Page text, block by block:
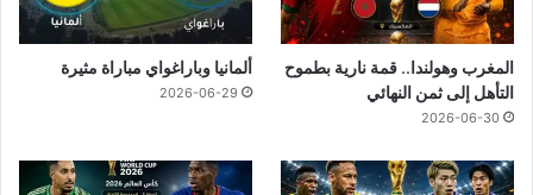
المغرب وهولندا.. قمة نارية بطموح
التأهل إلى ثمن النهائي
2026-06-30
ألمانيا وباراغواي مباراة مثيرة
2026-06-29